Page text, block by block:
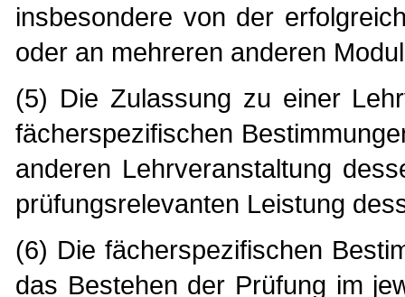
insbesondere von der
oder an mehreren anderen
(5) Die Zulassung zu einer
fächerspezifischen
anderen Lehrveranstaltung
prüfungsrelevanten Leistung
(6) Die fächerspezifischen
das Bestehen der Prüfung im